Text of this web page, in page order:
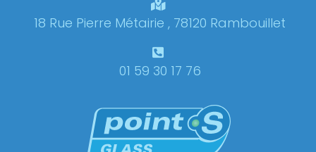
18 Rue Pierre Métairie , 78120 Rambouillet
01 59 30 17 76